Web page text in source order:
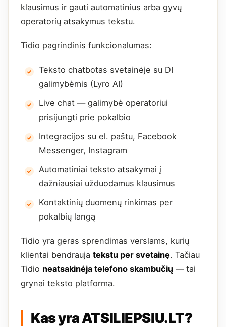
klausimus ir gauti automatinius arba gyvų
operatorių atsakymus tekstu.
Tidio pagrindinis funkcionalumas:
Teksto chatbotas svetainėje su DI
galimybėmis (Lyro AI)
Live chat — galimybė operatoriui
prisijungti prie pokalbio
Integracijos su el. paštu, Facebook
Messenger, Instagram
Automatiniai teksto atsakymai į
dažniausiai užduodamus klausimus
Kontaktinių duomenų rinkimas per
pokalbių langą
Tidio yra geras sprendimas verslams, kurių
klientai bendrauja tekstu per svetainę. Tačiau
Tidio neatsakinėja telefono skambučių — tai
grynai teksto platforma.
Kas yra ATSILIEPSIU.LT?